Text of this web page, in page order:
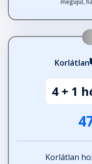
megújul,
Korlátlan
4 + 1
Korlátlan